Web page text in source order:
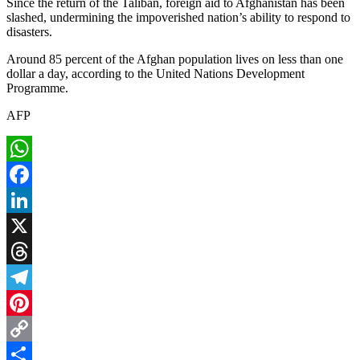
slashed, undermining the impoverished nation’s ability to respond to
disasters.
Around 85 percent of the Afghan population lives on less than one
dollar a day, according to the United Nations Development
Programme.
AFP
WhatsApp
Facebook
LinkedIn
X
Threads
Telegram
Pinterest
Copy